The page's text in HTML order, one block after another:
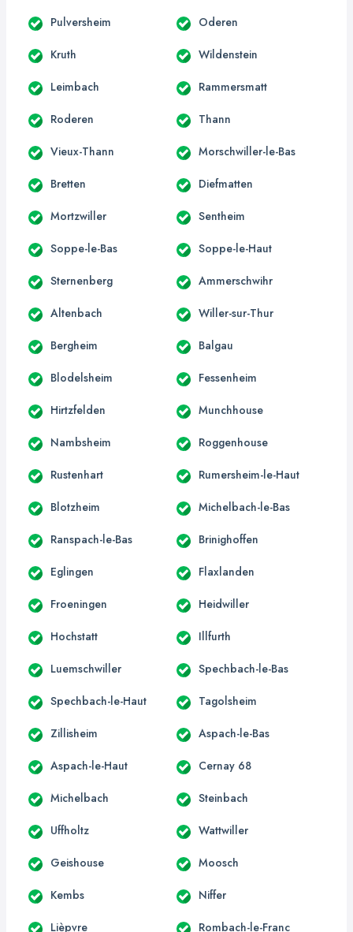
Pulversheim Oderen
Kruth Wildenstein
Leimbach Rammersmatt
Roderen Thann
Vieux-Thann Morschwiller-le-Bas
Bretten Diefmatten
Mortzwiller Sentheim
Soppe-le-Bas Soppe-le-Haut
Sternenberg Ammerschwihr
Altenbach Willer-sur-Thur
Bergheim Balgau
Blodelsheim Fessenheim
Hirtzfelden Munchhouse
Nambsheim Roggenhouse
Rustenhart Rumersheim-le-Haut
Blotzheim Michelbach-le-Bas
Ranspach-le-Bas Brinighoffen
Eglingen Flaxlanden
Froeningen Heidwiller
Hochstatt Illfurth
Luemschwiller Spechbach-le-Bas
Spechbach-le-Haut Tagolsheim
Zillisheim Aspach-le-Bas
Aspach-le-Haut Cernay 68
Michelbach Steinbach
Uffholtz Wattwiller
Geishouse Moosch
Kembs Niffer
Lièpvre Rombach-le-Franc